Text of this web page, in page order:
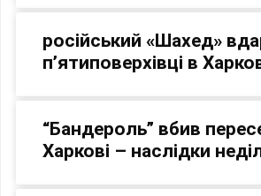
російський «Шахед»
п’ятиповерхівці в
“Бандероль” вбив
Харкові – наслідки